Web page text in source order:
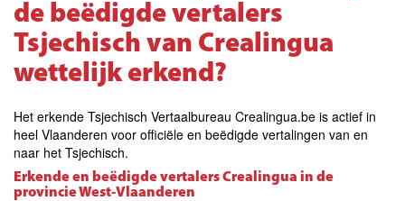
de beëdigde vertalers
Tsjechisch van Crealingua
wettelijk erkend?
Het erkende Tsjechisch Vertaalbureau Crealingua.be is actief in
heel Vlaanderen voor officiële en beëdigde vertalingen van en
naar het Tsjechisch.
Erkende en beëdigde vertalers Crealingua in de
provincie West-Vlaanderen